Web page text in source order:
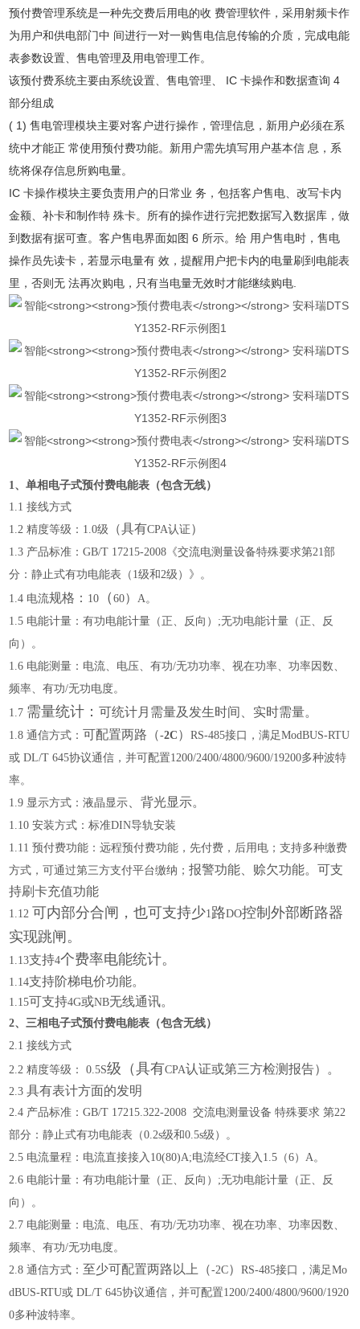
预付费管理系统是一种先交费后用电的收 费管理软件，采用射频卡作
为用户和供电部门中 间进行一对一购售电信息传输的介质，完成电能
表参数设置、售电管理及用电管理工作。
该预付费系统主要由系统设置、售电管理、 IC 卡操作和数据查询 4
部分组成
( 1) 售电管理模块主要对客户进行操作，管理信息，新用户必须在系
统中才能正 常使用预付费功能。新用户需先填写用户基本信 息，系
统将保存信息所购电量。
IC 卡操作模块主要负责用户的日常业 务，包括客户售电、改写卡内
金额、补卡和制作特 殊卡。所有的操作进行完把数据写入数据库，做
到数据有据可查。客户售电界面如图 6 所示。给 用户售电时，售电
操作员先读卡，若显示电量有 效，提醒用户把卡内的电量刷到电能表
里，否则无 法再次购电，只有当电量无效时才能继续购电.
1、单相 电子式预付费电能表 （包含无线）
1.1接线方式
1.2精度等级： 1.0级 （具有CPA认证 ）
1.3 产品标准：GB/T 17215-2008 《交流电测量设备特殊要求第21部
分：静止式有功电能表（ 1级和2级）》。
1.4 电流规格 ： 10 （60） A。
1.5 电能计量：有功电能计量（正、反向） ;无功电能计量（正、反
向）。
1.6 电能测量：电流、电压、有功/无功功率、视在功率、功率因数、
频率、有功/无功电度。
1.7 需量统计：可统计月需量及发生时间、实时需量。
1.8 通信方式： 可配置两路（-2C ）RS-485接口，满足ModBUS-RTU
或DL/T 645协议通信，并可配置1200/2400/4800/9600/19200多种波特
率。
1.9 显示方式：液晶显示 、背光显示。
1.10 安装方式：标准DIN导轨安装
1.11 预付费功能：远程预付费功能，先付费，后用电；支持多种缴费
方式，可通过第三方支付平台缴纳；报警功能、 赊欠功能。可支
持刷卡充值功能
1.12 可内部分合闸，也可支持少1路DO控制外部断路器
实现跳闸。
1.13支持4个费率电能统计。
1.14支持阶梯电价功能。
1.15可支持4G或NB无线通讯。
2、三相 电子式预付费电能表 （包含无线）
2.1接线方式
2.2精度等级：0.5S级（具有CPA认证或第三方检测报告）。
2.3 具有表计方面的发明
2.4 产品标准：GB/T 17215.322-2008交流电测量设备 特殊要求 第22
部分：静止式有功电能表（0.2s级和0.5s级）。
2.5 电流量程：电流直接接入 10(80)A;电流经CT接入 1.5 （6）A。
2.6 电能计量：有功电能计量（正、反向） ;无功电能计量（正、反
向）。
2.7 电能测量：电流、电压、有功/无功功率、视在功率、功率因数、
频率、有功/无功电度。
2.8 通信方式 ： 至少可配置两路以上（-2C）RS-485接口，满足Mo
dBUS-RTU或DL/T 645协议通信，并可配置1200/2400/4800/9600/1920
0多种波特率。